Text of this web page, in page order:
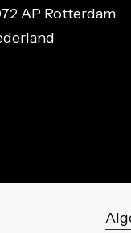
AP Rotterdam